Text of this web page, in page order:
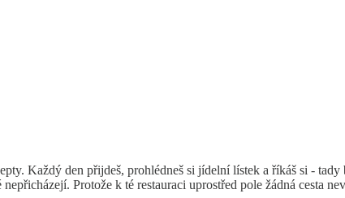
Každý den přijdeš, prohlédneš si jídelní lístek a říkáš si -
Protože k té restauraci uprostřed pole žádná cesta